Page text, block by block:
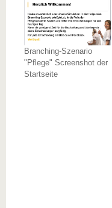
Branching-Szenario
"Pflege" Screenshot der
Startseite